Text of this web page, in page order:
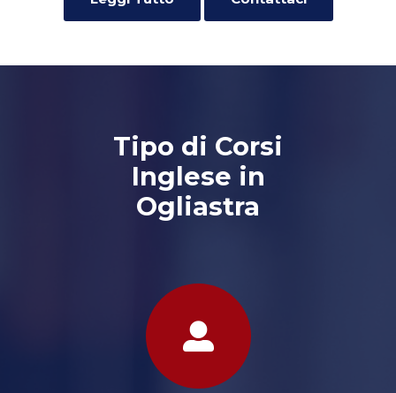
Tipo di Corsi
Inglese in
Ogliastra